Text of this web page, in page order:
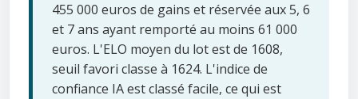
455 000 euros de gains et réservée aux 5, 6
et 7 ans ayant remporté au moins 61 000
euros. L'ELO moyen du lot est de 1608,
seuil favori classe à 1624. L'indice de
confiance IA est classé facile, ce qui est